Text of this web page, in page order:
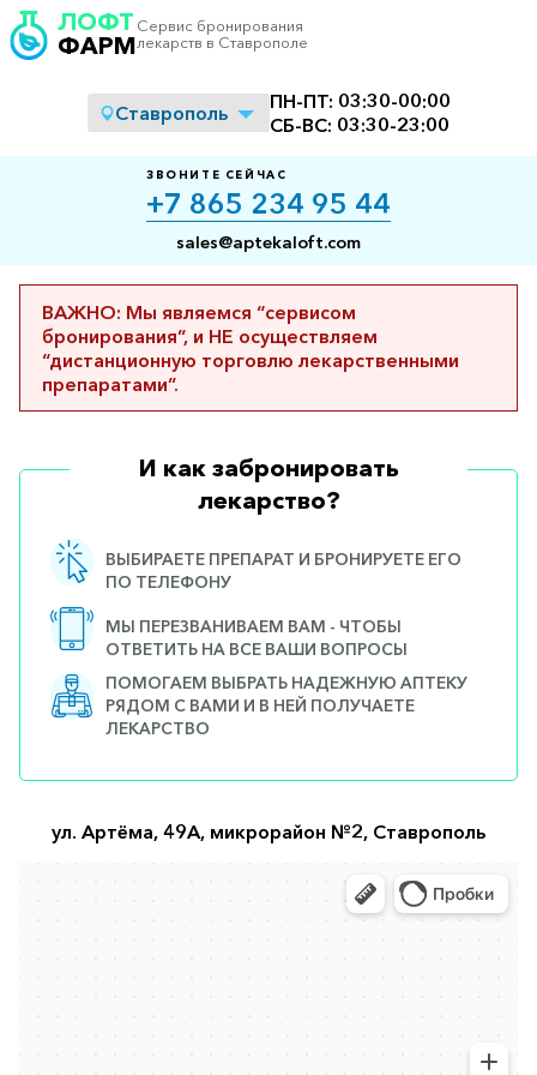
ЛОФТ
ФАРМ
Сервис бронирования
лекарств в Ставрополе
Ставрополь ПН-ПТ: 03:30-00:00
СБ-ВС: 03:30-23:00
ЗВОНИТЕ СЕЙЧАС
+7 865 234 95 44
sales@aptekaloft.com
ВАЖНО: Мы являемся “сервисом
бронирования”, и НЕ осуществляем
“дистанционную торговлю лекарственными
препаратами”.
И как забронировать
лекарство?
ВЫБИРАЕТЕ ПРЕПАРАТ И БРОНИРУЕТЕ ЕГО
ПО ТЕЛЕФОНУ
МЫ ПЕРЕЗВАНИВАЕМ ВАМ - ЧТОБЫ
ОТВЕТИТЬ НА ВСЕ ВАШИ ВОПРОСЫ
ПОМОГАЕМ ВЫБРАТЬ НАДЕЖНУЮ АПТЕКУ
РЯДОМ С ВАМИ И В НЕЙ ПОЛУЧАЕТЕ
ЛЕКАРСТВО
ул. Артёма, 49А, микрорайон №2, Ставрополь